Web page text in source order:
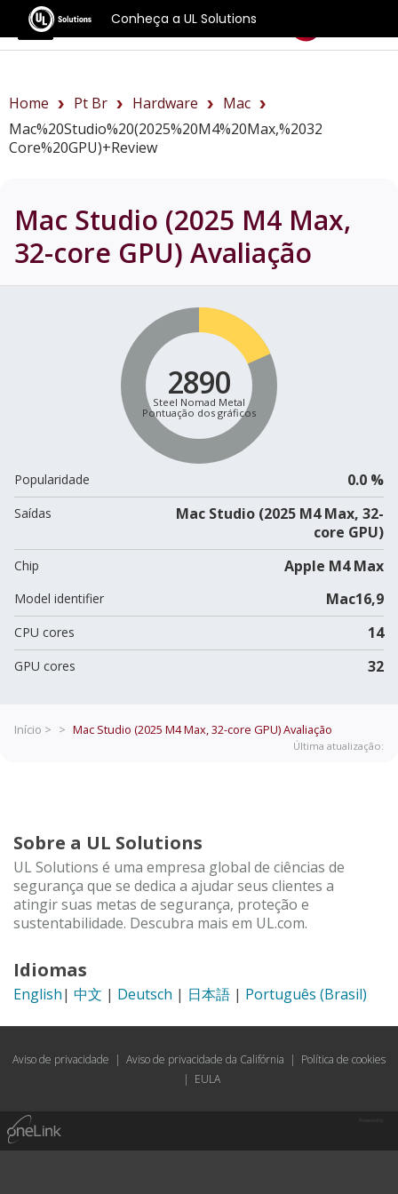
Conheça a UL Solutions
Benchmarks
Home Pt Br Hardware
Mac
Mac%20Studio%20(2025%20M4%20Max,%2032
Core%20GPU)+review
Mac Studio (2025 M4 Max,
32-core GPU) Avaliação
2890
Steel Nomad Metal
Pontuação dos gráficos
Popularidade 0.0 %
Saídas
Mac Studio (2025 M4 Max, 32-
core GPU)
Chip Apple M4 Max
Model identifier Mac16,9
CPU cores 14
GPU cores 32
Início > > Mac Studio (2025 M4 Max, 32-core GPU)Avaliação
Última atualização:
Sobre a UL Solutions
UL Solutions é uma empresa global de ciências de
segurança que se dedica a ajudar seus clientes a
atingir suas metas de segurança, proteção e
sustentabilidade. Descubra mais em UL.com.
Idiomas
English| 中文 | Deutsch | 日本語 | Português (Brasil)
Aviso de privacidade | Aviso de privacidade da Califórnia | Política de cookies
| EULA